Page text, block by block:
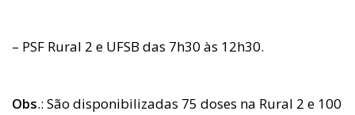
– PSF Rural 2 e UFSB das 7h30 às 12h30.
Obs.: São disponibilizadas 75 doses na Rural 2 e 100